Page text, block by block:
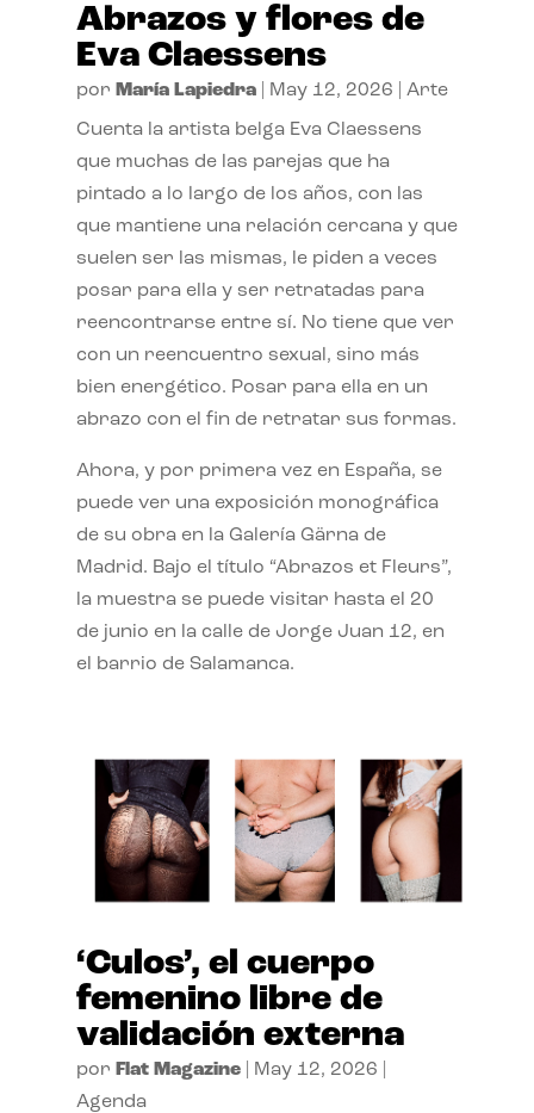
Abrazos y flores de
Eva Claessens
por María Lapiedra| May 12, 2026 Arte
Cuenta la artista belga Eva Claessens
que muchas de las parejas que ha
pintado a lo largo de los años, con las
que mantiene una relación cercana y que
suelen ser las mismas, le piden a veces
posar para ella y ser retratadas para
reencontrarse entre sí. No tiene que ver
con un reencuentro sexual, sino más
bien energético. Posar para ella en un
abrazo con el fin de retratar sus formas.
Ahora, y por primera vez en España, se
puede ver una exposición monográfica
de su obra en la Galería Gärna de
Madrid. Bajo el título “Abrazos et Fleurs”,
la muestra se puede visitar hasta el 20
de junio en la calle de Jorge Juan 12, en
el barrio de Salamanca.
‘Culos’, el cuerpo
femenino libre de
validación externa
por Flat Magazine| May 12, 2026
Agenda